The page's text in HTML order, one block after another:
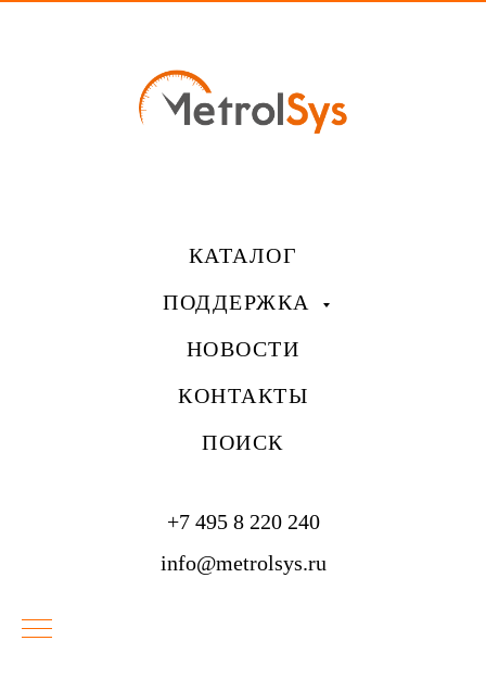
КАТАЛОГ
ПОДДЕРЖКА
НОВОСТИ
КОНТАКТЫ
ПОИСК
+7 495 8 220 240
info@metrolsys.ru